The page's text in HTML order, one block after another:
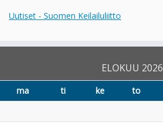
Uutiset - Suomen Keilailuliitto
ELOKUU 2026
ma ti ke to